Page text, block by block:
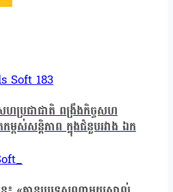
សហប្រជាជាតិ ពង្រឹងកិច្ចសហ
ម្ពស់សន្តិភាព ក្នុងជំនួបរវាង ឯក